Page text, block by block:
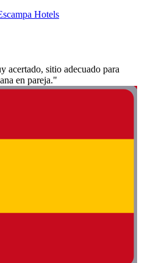
Hotels
acertado, sitio adecuado para
en pareja."